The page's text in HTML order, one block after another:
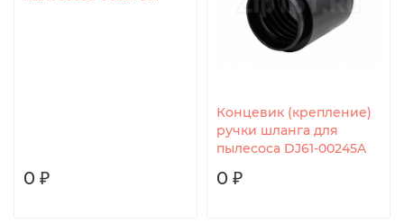
0 ₽
Концевик (крепление)
ручки шланга для
пылесоса DJ61-00245A
0 ₽